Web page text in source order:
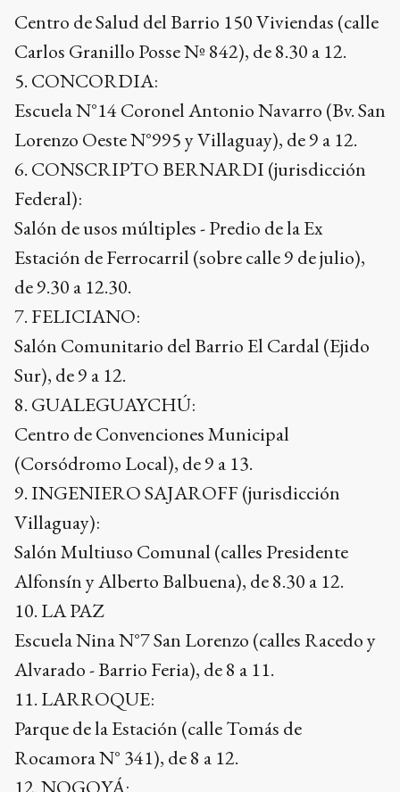
Centro de Salud del Barrio 150 Viviendas (calle
Carlos Granillo Posse Nº 842), de 8.30 a 12.
5. CONCORDIA:
Escuela N°14 Coronel Antonio Navarro (Bv. San
Lorenzo Oeste N°995 y Villaguay), de 9 a 12.
6. CONSCRIPTO BERNARDI (jurisdicción
Federal):
Salón de usos múltiples - Predio de la Ex
Estación de Ferrocarril (sobre calle 9 de julio),
de 9.30 a 12.30.
7. FELICIANO:
Salón Comunitario del Barrio El Cardal (Ejido
Sur), de 9 a 12.
8. GUALEGUAYCHÚ:
Centro de Convenciones Municipal
(Corsódromo Local), de 9 a 13.
9. INGENIERO SAJAROFF (jurisdicción
Villaguay):
Salón Multiuso Comunal (calles Presidente
Alfonsín y Alberto Balbuena), de 8.30 a 12.
10. LA PAZ
Escuela Nina N°7 San Lorenzo (calles Racedo y
Alvarado - Barrio Feria), de 8 a 11.
11. LARROQUE:
Parque de la Estación (calle Tomás de
Rocamora N° 341), de 8 a 12.